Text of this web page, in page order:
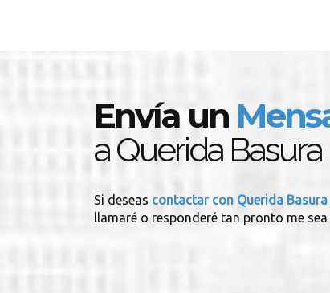
Envía un
a Querida Basura
Si deseas contactar con Querida Basura
llamaré o responderé tan pronto me sea